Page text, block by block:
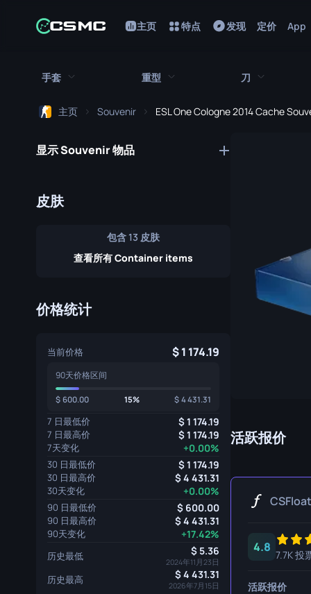
主页 特点 发现 定价 App
手套
猎犬手套
运动手套
重型 刀
弯刀
翻转刀
M9 刺刀
影子匕首
主页 Souvenir ESL One Cologne 2014 Cache
显示 Souvenir 物品
皮肤
包含 13 皮肤
查看所有 Container items
价格统计
当前价格 1 174.19
90天价格区间
600.00 15% 4 431.31
7 日最低价 1 174.19
7 日最高价 1 174.19
7天变化 +0.00%
30 日最低价 1 174.19
30 日最高价 4 431.31
30天变化 +0.00%
90 日最低价 600.00
90 日最高价 4 431.31
90天变化 +17.42%
历史最低 5.36
2024年11月23日
历史最高 4 431.31
2026年7月15日
活跃报价
CSFloat
4.8
7.7K 投
活跃报价